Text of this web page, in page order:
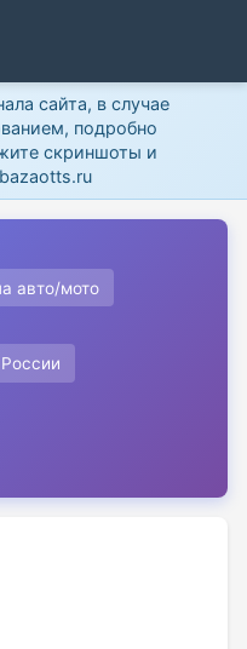
сайта, в случае
подробно
скриншоты и
авто/мото